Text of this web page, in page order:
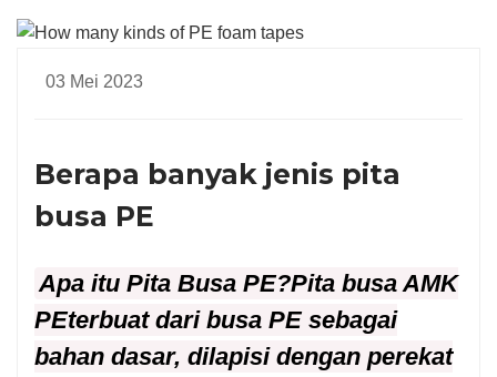
03 Mei 2023
Berapa banyak jenis pita
busa PE
Apa itu Pita Busa PE?Pita busa AMK
PEterbuat dari busa PE sebagai
bahan dasar, dilapisi dengan perekat